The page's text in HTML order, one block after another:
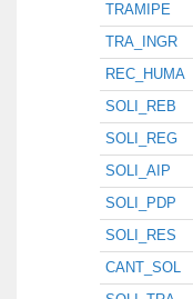
TRAMIPE
TRA_INGR
REC_HUMA
SOLI_REB
SOLI_REG
SOLI_AIP
SOLI_PDP
SOLI_RES
CANT_SOL